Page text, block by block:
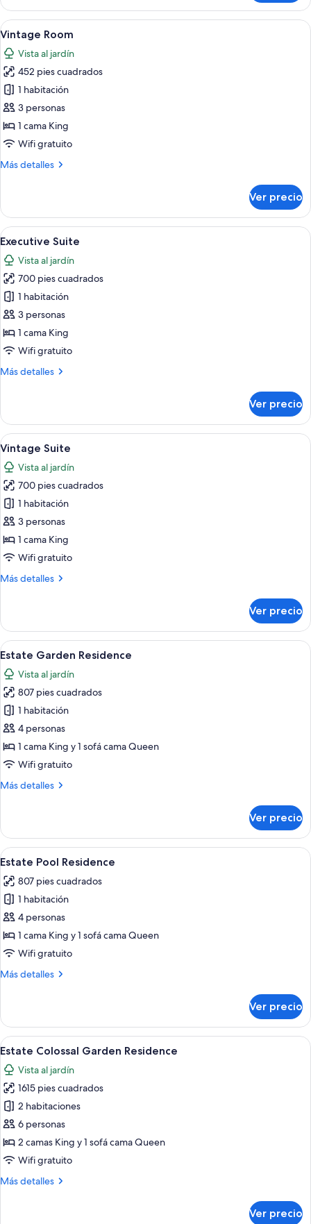
superior
Abrir
todas
las
fotos
de
Vintage
Room
Un dormitorio con dos camas, un
7
Vintage Room
Vista al jardín
452 pies cuadrados
1 habitación
3 personas
1 cama King
Wifi gratuito
Más detalles
Más
Room
Ver precio
Abrir
todas
las
fotos
de
Executive
Suite
Una habitación con una cama, un
7
Executive Suite
Vista al jardín
700 pies cuadrados
1 habitación
3 personas
1 cama King
Wifi gratuito
Más detalles
Más
Suite
Ver precio
Abrir
todas
las
fotos
de
Vintage
Suite
Un dormitorio con cama, mesita de
6
Vintage Suite
Vista al jardín
700 pies cuadrados
1 habitación
3 personas
1 cama King
Wifi gratuito
Más detalles
Más
Suite
Ver precio
Abrir
todas
las
fotos
de
Estate
Garden
Residence
Una sala de estar acogedora con un
7
Estate Garden Residence
Vista al jardín
807 pies cuadrados
1 habitación
4 personas
1 cama King y 1 sofá cama Queen
Wifi gratuito
Más detalles
Más
Garden
Residence
Ver precio
Abrir
todas
las
fotos
de
Estate
Pool
Un comedor con una mesa y sillas
7
Estate Pool Residence
807 pies cuadrados
1 habitación
4 personas
1 cama King y 1 sofá cama Queen
Wifi gratuito
Más detalles
Más
Pool
Residence
Ver precio
Abrir
todas
las
fotos
de
Estate
Colossal
Garden
Residence
Un salón amplio con un gran sofá,
7
Estate Colossal Garden Residence
Vista al jardín
1615 pies cuadrados
2 habitaciones
6 personas
2 camas King y 1 sofá cama Queen
Wifi gratuito
Más detalles
Más
Ver precio